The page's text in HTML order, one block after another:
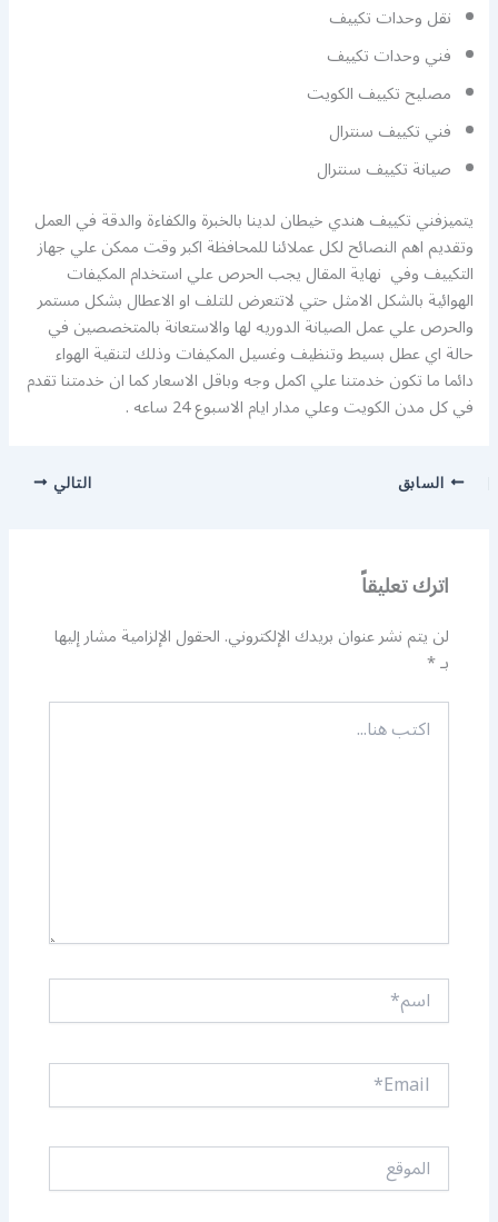
نقل وحدات تكييف
فني وحدات تكييف
مصليح تكييف الكويت
فني تكييف سنترال
صيانة تكييف سنترال
يتميزفني تكييف هندي خيطان لدينا بالخبرة والكفاءة والدقة في العمل
وتقديم اهم النصائح لكل عملائنا للمحافظة اكبر وقت ممكن علي جهاز
التكييف وفي نهاية المقال يجب الحرص علي استخدام المكيفات
الهوائية بالشكل الامثل حتي لاتتعرض للتلف او الاعطال بشكل مستمر
والحرص علي عمل الصيانة الدوريه لها والاستعانة بالمتخصصين في
حالة اي عطل بسيط وتنظيف وغسيل المكيفات وذلك لتنقية الهواء
دائما ما تكون خدمتنا علي اكمل وجه وباقل الاسعار كما ان خدمتنا تقدم
في كل مدن الكويت وعلي مدار ايام الاسبوع 24 ساعه .
السابق التالي
اترك تعليقاً
لن يتم نشر عنوان بريدك الإلكتروني.الحقول الإلزامية مشار إليها
بـ*
اكتب
هنا...
اسم*
Email*
الموقع